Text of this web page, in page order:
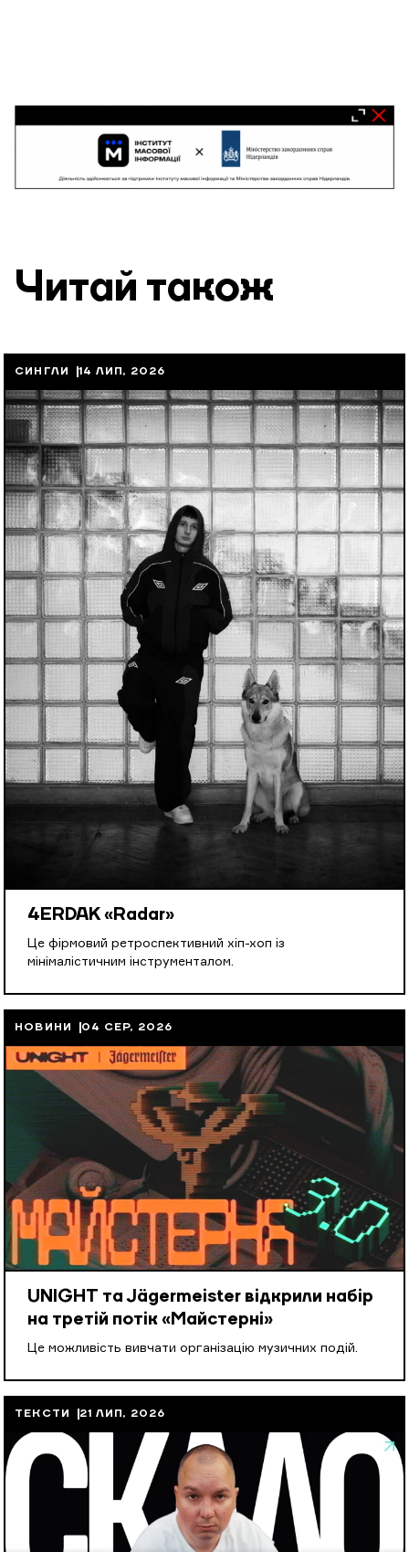
Читай також
СИНГЛИ 14 ЛИП, 2026
4ERDAK «Radar»
Це фірмовий ретроспективний хіп-хоп із
мінімалістичним інструменталом.
НОВИНИ 04 СЕР, 2026
UNIGHT та Jägermeister відкрили набір
на третій потік «Майстерні»
Це можливість вивчати організацію музичних подій.
ТЕКСТИ 21 ЛИП, 2026